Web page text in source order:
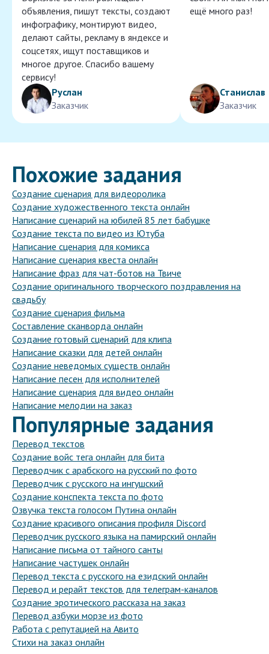
объявления, пишут тексты, создают
инфографику, монтируют видео,
делают сайты, рекламу в яндексе и
соцсетях, ищут поставщиков и
многое другое. Спасибо вашему
сервису!
Руслан
Заказчик
ещё много раз!
Станислав
Заказчик
Похожие задания
Создание сценария для видеоролика
Создание художественного текста онлайн
Написание сценарий на юбилей 85 лет бабушке
Создание текста по видео из Ютуба
Написание сценария для комикса
Написание сценария квеста онлайн
Написание фраз для чат-ботов на Твиче
Создание оригинального творческого поздравления на
свадьбу
Создание сценария фильма
Составление сканворда онлайн
Создание готовый сценарий для клипа
Написание сказки для детей онлайн
Создание неведомых существ онлайн
Написание песен для исполнителей
Написание сценария для видео онлайн
Написание мелодии на заказ
Популярные задания
Перевод текстов
Создание войс тега онлайн для бита
Переводчик с арабского на русский по фото
Переводчик с русского на ингушский
Создание конспекта текста по фото
Озвучка текста голосом Путина онлайн
Создание красивого описания профиля Discord
Переводчик русского языка на памирский онлайн
Написание письма от тайного санты
Написание частушек онлайн
Перевод текста с русского на езидский онлайн
Перевод и рерайт текстов для телеграм-каналов
Создание эротического рассказа на заказ
Перевод азбуки морзе из фото
Работа с репутацией на Авито
Стихи на заказ онлайн